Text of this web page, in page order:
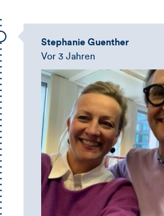
Stephanie Guenther
Vor 3 Jahren